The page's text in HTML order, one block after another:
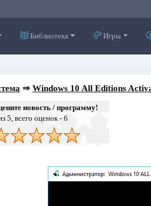
Библиотека Игры
⇒ Windows 10 All Editions
новость / программу!
5, всего оценок - 6